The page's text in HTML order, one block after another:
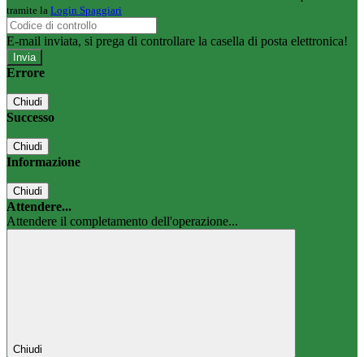
tramite la Login Spaggiari
E-mail inviata, si prega di controllare la casella di posta elettronica!
Errore
Chiudi
Successo
Chiudi
Informazione
Chiudi
Attendere...
Attendere il completamento dell'operazione...
Chiudi